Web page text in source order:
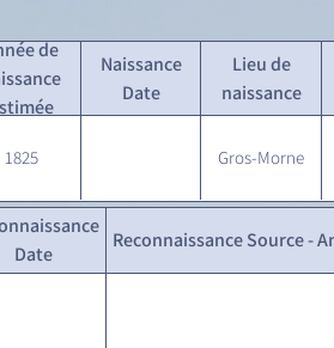
de
Naissance
Date
Lieu de
naissance
1825 Gros-Morne
Date
Reconnaissance Source -